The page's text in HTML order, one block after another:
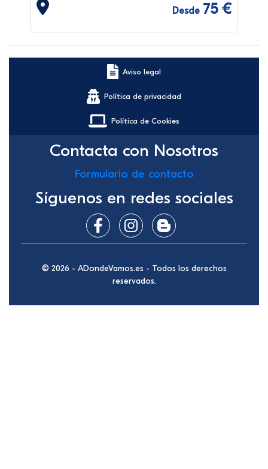
Desde 75 €
Aviso legal
Política de privacidad
Política de Cookies
Contacta con Nosotros
Formulario de contacto
Síguenos en redes sociales
© 2026 - ADondeVamos.es - Todos los derechos
reservados.